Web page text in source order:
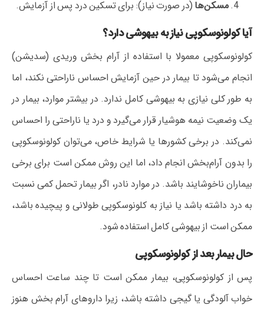
مسکن‌ها (در صورت نیاز): برای تسکین درد پس از آزمایش.
آیا کولونوسکوپی نیاز به بیهوشی دارد؟
کولونوسکوپی معمولا با استفاده از آرام‌ بخش وریدی (سدیشن)
انجام می‌شود تا بیمار در حین آزمایش احساس ناراحتی نکند، اما
به‌ طور کلی نیازی به بیهوشی کامل ندارد. در بیشتر موارد، بیمار در
یک وضعیت نیمه‌ هوشیار قرار می‌گیرد و درد یا ناراحتی را احساس
نمی‌کند. در برخی کشورها یا شرایط خاص، می‌توان کولونوسکوپی
را بدون آرام‌بخش انجام داد، اما این روش ممکن است برای برخی
بیماران ناخوشایند باشد. در موارد نادر، اگر بیمار تحمل کمی نسبت
به درد داشته باشد یا نیاز به کلونوسکوپی طولانی و پیچیده باشد،
ممکن است از بیهوشی کامل استفاده شود.
حال بیمار بعد از کولونوسکوپی
پس از کولونوسکوپی، بیمار ممکن است تا چند ساعت احساس
خواب‌ آلودگی یا گیجی داشته باشد، زیرا داروهای آرام‌ بخش هنوز